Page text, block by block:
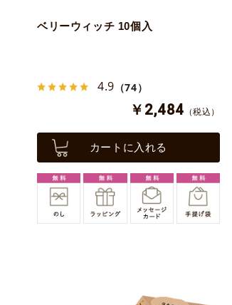
ベリーウィッチ 10個入
4.9 （74）
￥2,484 （税込）
カートに入れる